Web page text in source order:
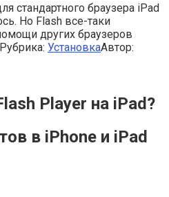
стандартного браузера iPad
Но Flash все-таки
других браузеров
Рубрика: УстановкаАвтор:
Player на iPad?
в iPhone и iPad